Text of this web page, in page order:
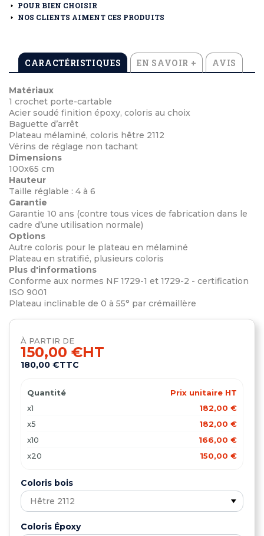
POUR BIEN CHOISIR
NOS CLIENTS AIMENT CES PRODUITS
CARACTÉRISTIQUES EN SAVOIR + AVIS
Matériaux
1 crochet porte-cartable
Acier soudé finition époxy, coloris au choix
Baguette d’arrêt
Plateau mélaminé, coloris hêtre 2112
Vérins de réglage non tachant
Dimensions
100x65 cm
Hauteur
Taille réglable : 4 à 6
Garantie
Garantie 10 ans (contre tous vices de fabrication dans le
cadre d’une utilisation normale)
Options
Autre coloris pour le plateau en mélaminé
Plateau en stratifié, plusieurs coloris
Plus d'informations
Conforme aux normes NF 1729-1 et 1729-2 - certification
ISO 9001
Plateau inclinable de 0 à 55° par crémaillère
À PARTIR DE
150,00 €HT
180,00 €TTC
Quantité
Prix unitaire HT
x1
182,00 €
x5
182,00 €
x10
166,00 €
x20
150,00 €
Coloris bois
Coloris Époxy